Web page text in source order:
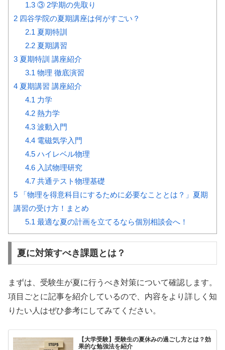
1.3③ 2学期の先取り
2 四谷学院の夏期講座は何がすごい？
2.1 夏期特訓
2.2夏期講習
3 夏期特訓 講座紹介
3.1 物理 徹底演習
4 夏期講習 講座紹介
4.1 力学
4.2熱力学
4.3波動入門
4.4電磁気学入門
4.5ハイレベル物理
4.6入試物理研究
4.7共通テスト物理基礎
5 「物理を得意科目にするために必要なこととは？」夏期
講習の受け方！まとめ
5.1 最適な夏の計画を立てるなら個別相談会へ！
夏に対策すべき課題とは？
まずは、受験生が夏に行うべき対策について確認します。
項目ごとに記事を紹介しているので、内容をより詳しく知
りたい人はぜひ参考にしてみてください。
【大学受験】受験生の夏休みの過ごし方とは？効
果的な勉強法を紹介